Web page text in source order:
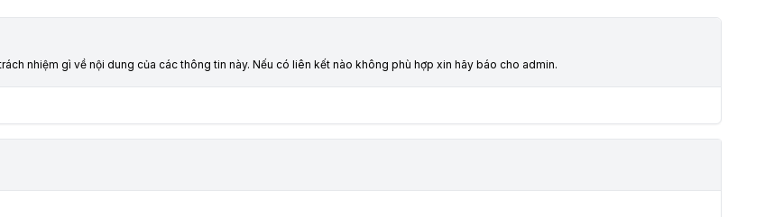
nhiệm gì về nội dung của các thông tin này. Nếu có liên kết nào không phù hợp xin hãy báo cho admin.